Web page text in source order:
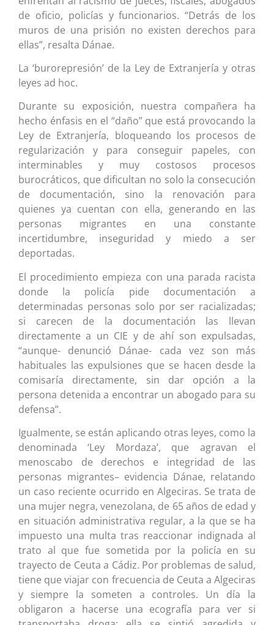
de oficio, policías y funcionarios. “Detrás de los
muros de una prisión no existen derechos para
ellas”, resalta Dánae.
La ‘burorepresión’ de la Ley de Extranjería y otras
leyes ad hoc.
Durante su exposición, nuestra compañera ha
hecho énfasis en el “daño” que está provocando la
Ley de Extranjería, bloqueando los procesos de
regularización y para conseguir papeles, con
interminables y muy costosos procesos
burocráticos, que dificultan no solo la consecución
de documentación, sino la renovación para
quienes ya cuentan con ella, generando en las
personas migrantes en una constante
incertidumbre, inseguridad y miedo a ser
deportadas.
El procedimiento empieza con una parada racista
donde la policía pide documentación a
determinadas personas solo por ser racializadas;
si carecen de la documentación las llevan
directamente a un CIE y de ahí son expulsadas,
“aunque- denunció Dánae- cada vez son más
habituales las expulsiones que se hacen desde la
comisaría directamente, sin dar opción a la
persona detenida a encontrar un abogado para su
defensa”.
Igualmente, se están aplicando otras leyes, como la
denominada ‘Ley Mordaza’, que agravan el
menoscabo de derechos e integridad de las
personas migrantes– evidencia Dánae, relatando
un caso reciente ocurrido en Algeciras. Se trata de
una mujer negra, venezolana, de 65 años de edad y
en situación administrativa regular, a la que se ha
impuesto una multa tras reaccionar indignada al
trato al que fue sometida por la policía en su
trayecto de Ceuta a Cádiz. Por problemas de salud,
tiene que viajar con frecuencia de Ceuta a Algeciras
y siempre la someten a controles. Un día la
obligaron a hacerse una ecografía para ver si